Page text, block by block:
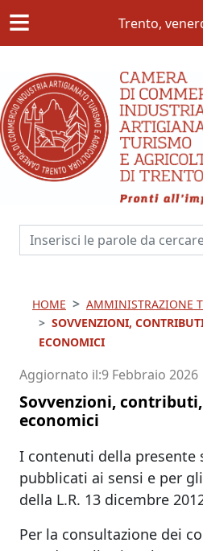
≡ Trento,
HOME
AMMINISTRAZIONE
SOVVENZIONI,
ECONOMICI
Aggiornato il 9 Febbraio 2026
Sovvenzioni,
economici
I contenuti della presente
pubblicati ai sensi e per
della L.R. 13 dicembre
Per la consultazione dei